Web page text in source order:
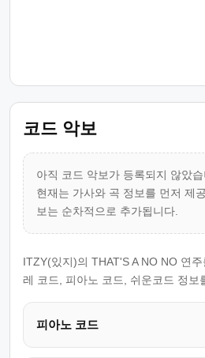
코드 악보
아직 코드 악보가 등록되지 않았습
현재는 가사와 곡 정보를 먼저 제
보는 순차적으로 추가됩니다.
ITZY(있지)의 THAT'S A NO NO 연
레 코드, 피아노 코드, 쉬운코드 정보
피아노 코드